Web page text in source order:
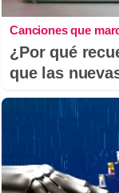
Canciones que
¿Por qué
que las